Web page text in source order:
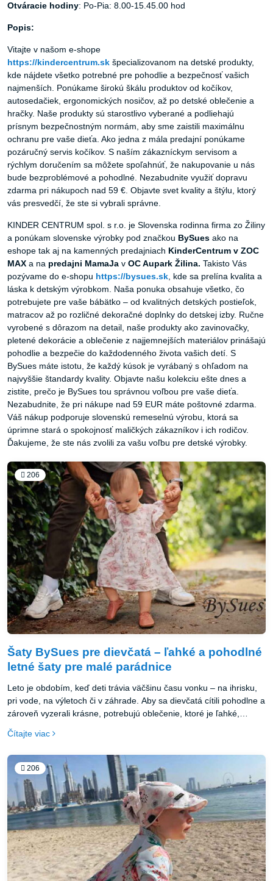
Otváracie hodiny: Po-Pia: 8.00-15.45.00 hod
Popis:
Vitajte v našom e-shope
https://kindercentrum.sk špecializovanom na detské produkty,
kde nájdete všetko potrebné pre pohodlie a bezpečnosť vašich
najmenších. Ponúkame širokú škálu produktov od kočíkov,
autosedačiek, ergonomických nosičov, až po detské oblečenie a
hračky. Naše produkty sú starostlivo vyberané a podliehajú
prísnym bezpečnostným normám, aby sme zaistili maximálnu
ochranu pre vaše dieťa. Ako jedna z mála predajní ponúkame
pozáručný servis kočíkov. S naším zákazníckym servisom a
rýchlym doručením sa môžete spoľahnúť, že nakupovanie u nás
bude bezproblémové a pohodlné. Nezabudnite využiť dopravu
zdarma pri nákupoch nad 59 €. Objavte svet kvality a štýlu, ktorý
vás presvedčí, že ste si vybrali správne.
KINDER CENTRUM spol. s r.o. je Slovenska rodinna firma zo Žiliny
a ponúkam slovenske výrobky pod značkou BySues ako na
eshope tak aj na kamenných predajniach KinderCentrum v ZOC
MAX a na predajni MamaJa v OC Aupark Žilina. Takisto Vás
pozývame do e-shopu https://bysues.sk, kde sa prelína kvalita a
láska k detským výrobkom. Naša ponuka obsahuje všetko, čo
potrebujete pre vaše bábätko – od kvalitných detských postieľok,
matracov až po rozličné dekoračné doplnky do detskej izby. Ručne
vyrobené s dôrazom na detail, naše produkty ako zavinovačky,
pletené dekorácie a oblečenie z najjemnejších materiálov prinášajú
pohodlie a bezpečie do každodenného života vašich detí. S
BySues máte istotu, že každý kúsok je vyrábaný s ohľadom na
najvyššie štandardy kvality. Objavte našu kolekciu ešte dnes a
zistite, prečo je BySues tou správnou voľbou pre vaše dieťa.
Nezabudnite, že pri nákupe nad 59 EUR máte poštovné zdarma.
Váš nákup podporuje slovenskú remeselnú výrobu, ktorá sa
úprimne stará o spokojnosť maličkých zákazníkov i ich rodičov.
Ďakujeme, že ste nás zvolili za vašu voľbu pre detské výrobky.
206
Šaty BySues pre dievčatá – ľahké a pohodlné
letné šaty pre malé parádnice
Leto je obdobím, keď deti trávia väčšinu času vonku – na ihrisku,
pri vode, na výletoch či v záhrade. Aby sa dievčatá cítili pohodlne a
zároveň vyzerali krásne, potrebujú oblečenie, ktoré je ľahké,
Čítajte viac
206